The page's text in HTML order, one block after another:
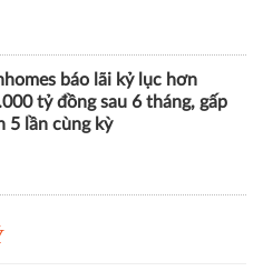
giảng Chương trình CEO